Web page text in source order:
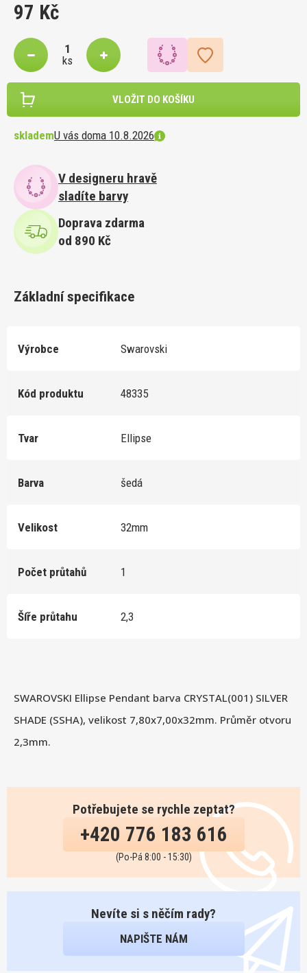
97 Kč
ks
VLOŽIT DO KOŠÍKU
sklademU vás doma 10.8.2026
V designeru hravě
sladíte barvy
Doprava zdarma
od 890 Kč
SWAROVSKI Ellipse Pendant barva CRYSTAL(001) SILVER
SHADE (SSHA), velikost 7,80x7,00x32mm. Průměr otvoru
2,3mm.
Potřebujete se rychle zeptat?
+420 776 183 616
(Po-Pá 8:00 - 15:30)
Nevíte si s něčím rady?
NAPIŠTE NÁM
Základní specifikace
Výrobce Swarovski
Kód produktu 48335
Tvar Ellipse
Barva šedá
Velikost 32mm
Počet průtahů 1
Šíře průtahu 2,3